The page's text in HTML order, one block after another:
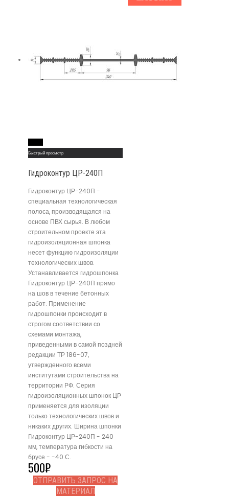
Быстрый просмотр
Гидроконтур ЦР-240П
Гидроконтур ЦР-240П -
специальная технологическая
полоса, производящаяся на
основе ПВХ сырья. В любом
строительном проекте эта
гидроизоляционная шпонка
несет функцию гидроизоляции
технологических швов.
Устанавливается гидрошпонка
Гидроконтур ЦР-240П прямо
на шов в течение бетонных
работ. Применение
гидрошпонки происходит в
строгом соответствии со
схемами монтажа,
приведенными в самой поздней
редакции ТР 186-07,
утвержденного всеми
институтами строительства на
территории РФ. Серия
гидроизоляционных шпонок ЦР
применяется для изоляции
только технологических швов и
никаких других. Ширина шпонки
Гидроконтур ЦР-240П - 240
мм, температура гибкости на
брусе - -40 С.
500₽
ОТПРАВИТЬ ЗАПРОС НА
МАТЕРИАЛ